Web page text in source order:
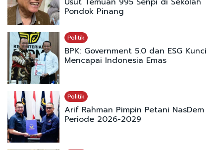
Pondok Pinang
Politik
BPK: Government 5.0 dan ESG Kunci
Mencapai Indonesia Emas
Politik
Arif Rahman Pimpin Petani NasDem
Periode 2026-2029